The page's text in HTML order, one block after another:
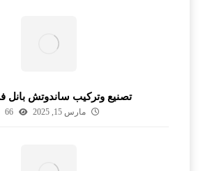
تصنيع وتركيب ساندوتش بانل
مارس 15, 2025 66